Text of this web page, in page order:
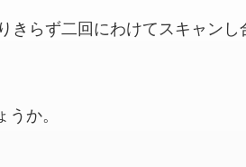
きらず二回にわけてスキャンし
か。